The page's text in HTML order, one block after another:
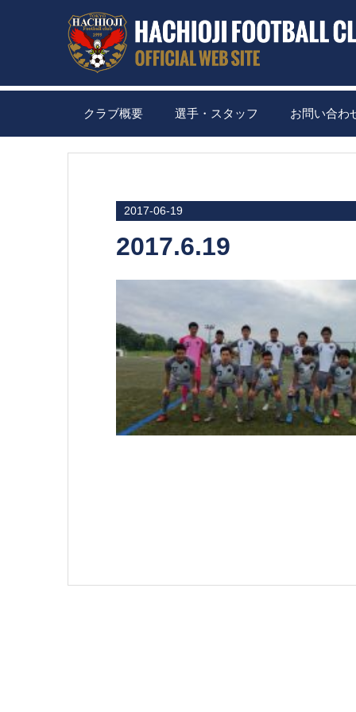
クラブ概要 選手・スタッフ お問い合わ
2017-06-19
2017.6.19